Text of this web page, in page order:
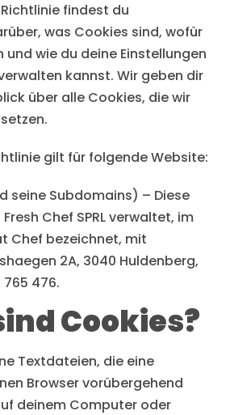
findest du
was Cookies sind, wofür
und wie du deine Einstellungen
kannst. Wir geben dir
über alle Cookies, die wir
gilt für folgende Website:
seine Subdomains) – Diese
Chef SPRL verwaltet, im
Chef bezeichnet, mit
2A, 3040 Huldenberg,
765 476.
Cookies?
Textdateien, die eine
Browser vorübergehend
deinem Computer oder